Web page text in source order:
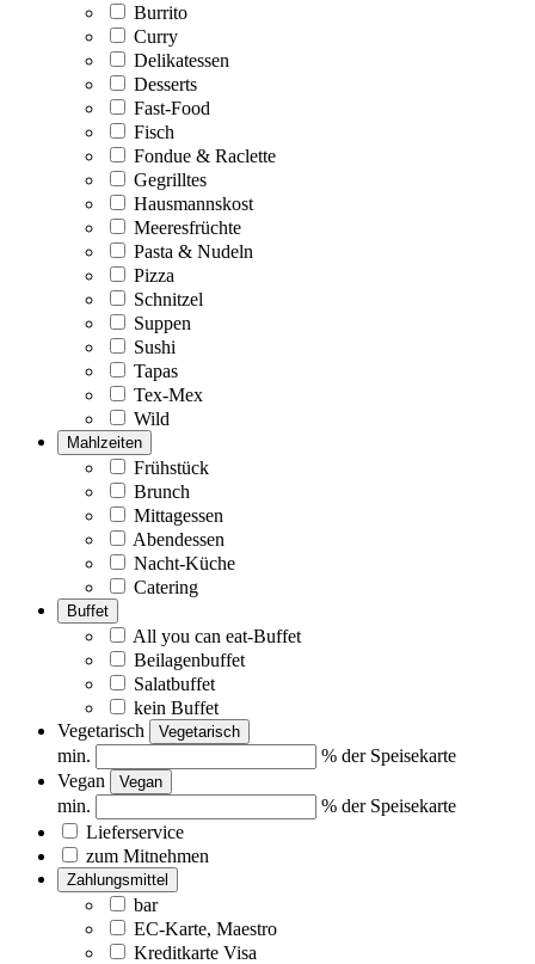
Burrito
Curry
Delikatessen
Desserts
Fast-Food
Fisch
Fondue & Raclette
Gegrilltes
Hausmannskost
Meeresfrüchte
Pasta & Nudeln
Pizza
Schnitzel
Suppen
Sushi
Tapas
Tex-Mex
Wild
Mahlzeiten
Frühstück
Brunch
Mittagessen
Abendessen
Nacht-Küche
Catering
Buffet
All you can eat-Buffet
Beilagenbuffet
Salatbuffet
kein Buffet
Vegetarisch
Vegetarisch
min.
% der Speisekarte
Vegan
Vegan
min.
% der Speisekarte
Lieferservice
zum Mitnehmen
Zahlungsmittel
bar
EC-Karte, Maestro
Kreditkarte Visa